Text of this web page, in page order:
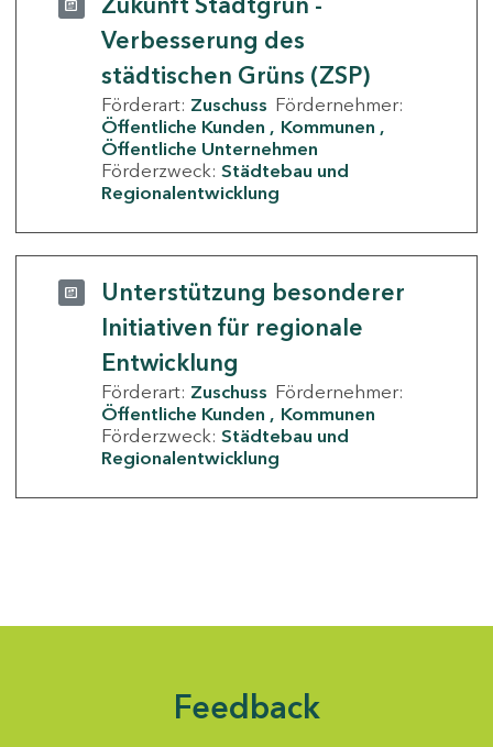
Verbesserung des
städtischen Grüns (ZSP)
Förderart: Zuschuss Fördernehmer:
Öffentliche Kunden
Kommunen
Öffentliche Unternehmen
Förderzweck: Städtebau und
Regionalentwicklung
Unterstützung besonderer
Initiativen für regionale
Entwicklung
Förderart: Zuschuss Fördernehmer:
Öffentliche Kunden
Kommunen
Förderzweck: Städtebau und
Regionalentwicklung
Feedback